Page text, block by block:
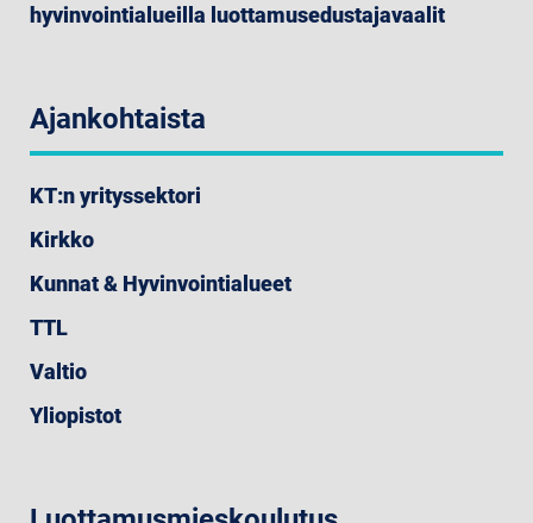
hyvinvointialueilla luottamusedustajavaalit
Ajankohtaista
KT:n yrityssektori
Kirkko
Kunnat & Hyvinvointialueet
TTL
Valtio
Yliopistot